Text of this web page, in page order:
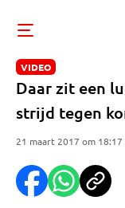
VIDEO
Daar zit een
strijd tegen
21 maart 2017 om